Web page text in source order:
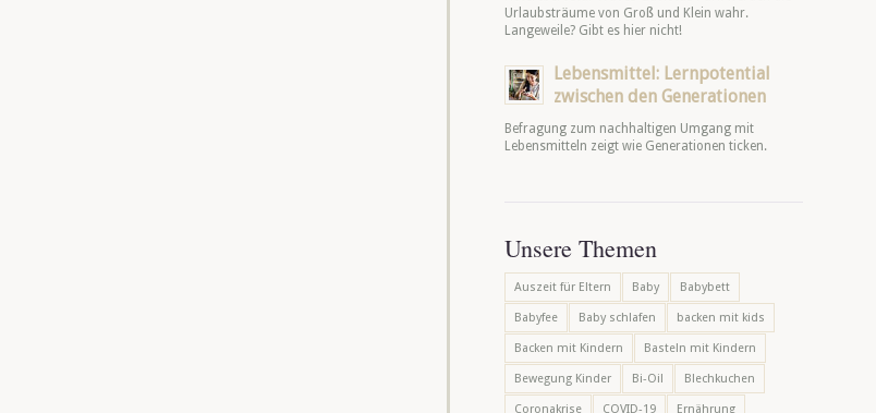
Urlaubsträume von Groß und Klein wahr.
Langeweile? Gibt es hier nicht!
Lebensmittel: Lernpotential
zwischen den Generationen
Befragung zum nachhaltigen Umgang mit
Lebensmitteln zeigt wie Generationen ticken.
Unsere Themen
Auszeit für Eltern Baby Babybett
Babyfee Baby schlafen backen mit kids
Backen mit Kindern Basteln mit Kindern
Bewegung Kinder Bi-Oil Blechkuchen
Coronakrise COVID-19 Ernährung